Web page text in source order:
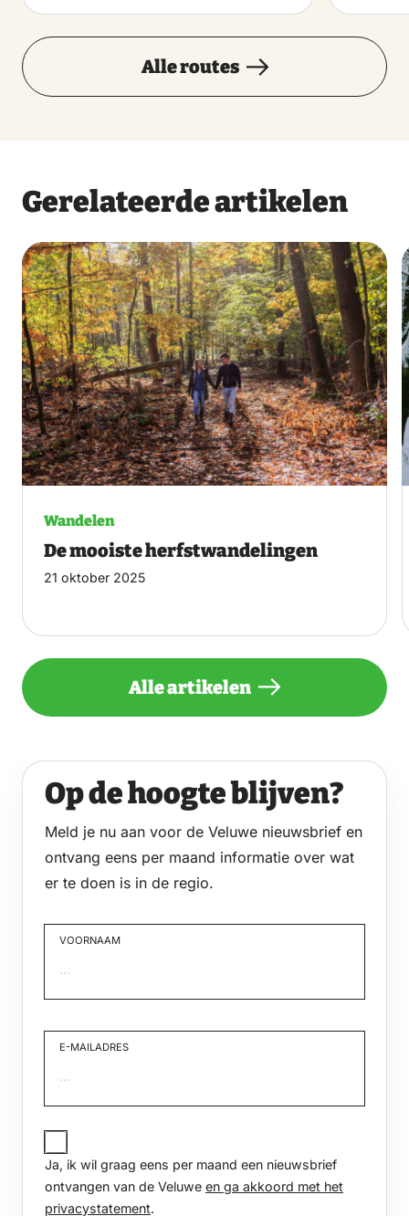
Alle routes
Gerelateerde artikelen
Wandelen
De mooiste herfstwandelingen
21 oktober 2025
Alle artikelen
Op de hoogte blijven?
Meld je nu aan voor de Veluwe nieuwsbrief en
ontvang eens per maand informatie over wat
er te doen is in de regio.
VOORNAAM
E-MAILADRES
JA,
IK
WIL
GRAAG
EENS
Ja, ik wil graag eens per maand een nieuwsbrief
ontvangen van de Veluwe en ga akkoord met het
privacystatement.